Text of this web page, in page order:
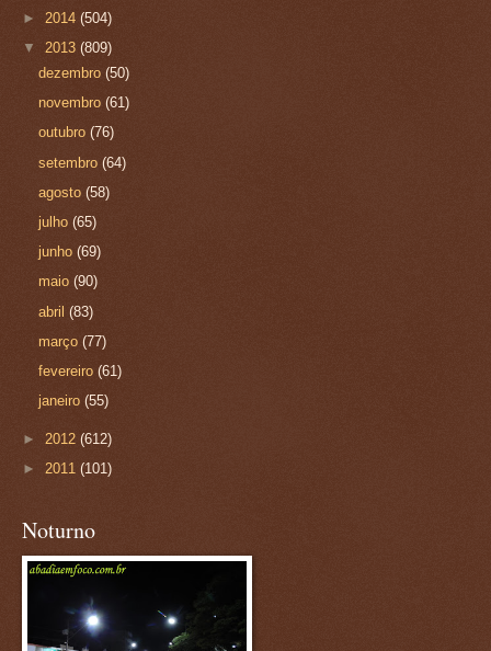
► 2014 (504)
▼ 2013 (809)
dezembro(50)
novembro(61)
outubro(76)
setembro(64)
agosto(58)
julho(65)
junho(69)
maio(90)
abril(83)
março(77)
fevereiro(61)
janeiro(55)
► 2012 (612)
► 2011 (101)
Noturno